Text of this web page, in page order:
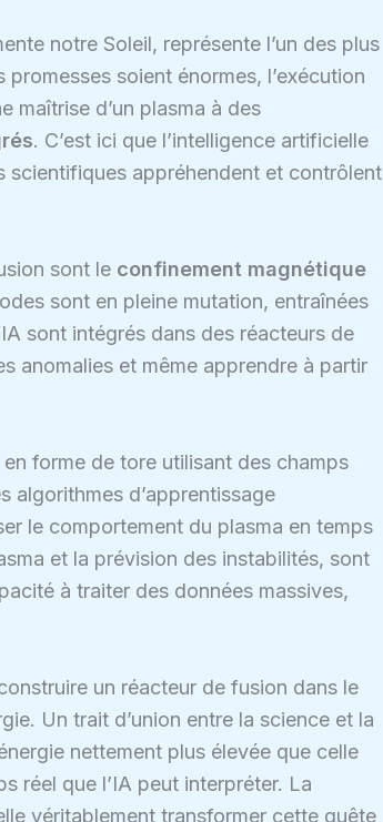
notre Soleil, représente l’un des plus
soient énormes, l’exécution
maîtrise d’un plasma à des
. C’est ici que l’intelligence artificielle
scientifiques appréhendent et contrôlent
sont le confinement magnétique
sont en pleine mutation, entraînées
sont intégrés dans des réacteurs de
anomalies et même apprendre à partir
forme de tore utilisant des champs
algorithmes d’apprentissage
le comportement du plasma en temps
et la prévision des instabilités, sont
à traiter des données massives,
un réacteur de fusion dans le
Un trait d’union entre la science et la
nettement plus élevée que celle
réel que l’IA peut interpréter. La
véritablement transformer cette quête